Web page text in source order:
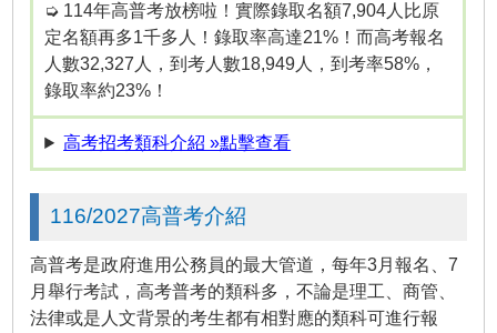
➭ 114年高普考放榜啦！實際錄取名額7,904人比原
定名額再多1千多人！錄取率高達21%！而高考報名
人數32,327人，到考人數18,949人，到考率58%，
錄取率約23%！
高考招考類科介紹 »點擊查看
116/2027高普考介紹
高普考是政府進用公務員的最大管道，每年3月報名、7
月舉行考試，高考普考的類科多，不論是理工、商管、
法律或是人文背景的考生都有相對應的類科可進行報